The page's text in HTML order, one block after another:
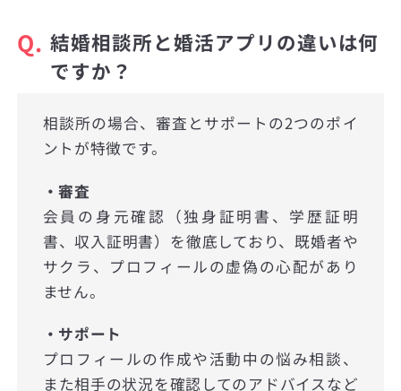
Q. 結婚相談所と婚活アプリの違いは何
ですか？
相談所の場合、審査とサポートの2つのポイ
ントが特徴です。
・審査
会員の身元確認（独身証明書、学歴証明
書、収入証明書）を徹底しており、既婚者や
サクラ、プロフィールの虚偽の心配があり
ません。
・サポート
プロフィールの作成や活動中の悩み相談、
また相手の状況を確認してのアドバイスなど